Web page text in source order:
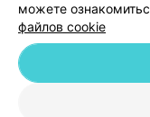
© 2026 ООО «Артокс Лаб»,
можете
файлов cookie